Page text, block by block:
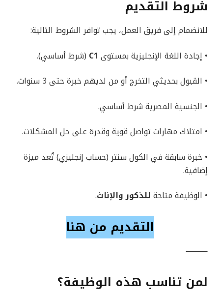
شروط التقديم
للانضمام إلى فريق العمل، يجب توافر الشروط التالية:
• إجادة اللغة الإنجليزية بمستوى C1 (شرط أساسي).
• القبول بحديثي التخرج أو من لديهم خبرة حتى 3 سنوات.
• الجنسية المصرية شرط أساسي.
• امتلاك مهارات تواصل قوية وقدرة على حل المشكلات.
• خبرة سابقة في الكول سنتر (حساب إنجليزي) تُعد ميزة
إضافية.
• الوظيفة متاحة للذكور والإناث.
التقديم من هنا
⸻
لمن تناسب هذه الوظيفة؟